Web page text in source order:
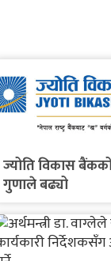
ज्योति विकास
गुणाले बढ्यो